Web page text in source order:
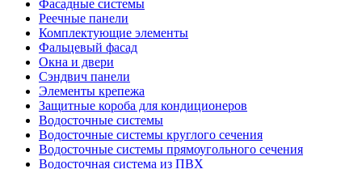
Фасадные системы
Реечные панели
Комплектующие элементы
Фальцевый фасад
Окна и двери
Сэндвич панели
Элементы крепежа
Защитные короба для кондиционеров
Водосточные системы
Водосточные системы круглого сечения
Водосточные системы прямоугольного сечения
Водосточная система из ПВХ